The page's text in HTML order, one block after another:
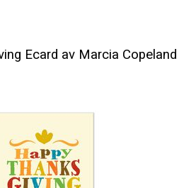
Ecard av Marcia Copeland